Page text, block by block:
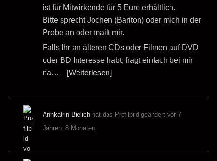
ist für Mitwirkende für 5 Euro erhältlich.
Bitte sprecht Jochen (Bariton) oder mich in der
Probe an oder mailt mir.
Falls Ihr an älteren CDs oder Filmen auf DVD
oder BD Interesse habt, fragt einfach bei mir
na…
[Weiterlesen]
Annkatrin Bielichhat das Profilbild geändert vor 7
Jahren, 8 Monaten